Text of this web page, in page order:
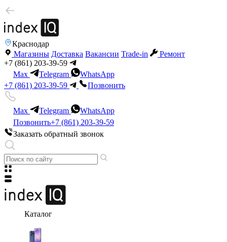
Краснодар
Магазины Доставка Вакансии Trade-in
Ремонт
+7 (861) 203-39-59
Max
Telegram
WhatsApp
+7 (861) 203-39-59
Позвонить
Max Telegram
WhatsApp
Позвонить+7 (861) 203-39-59
Заказать обратный звонок
Каталог